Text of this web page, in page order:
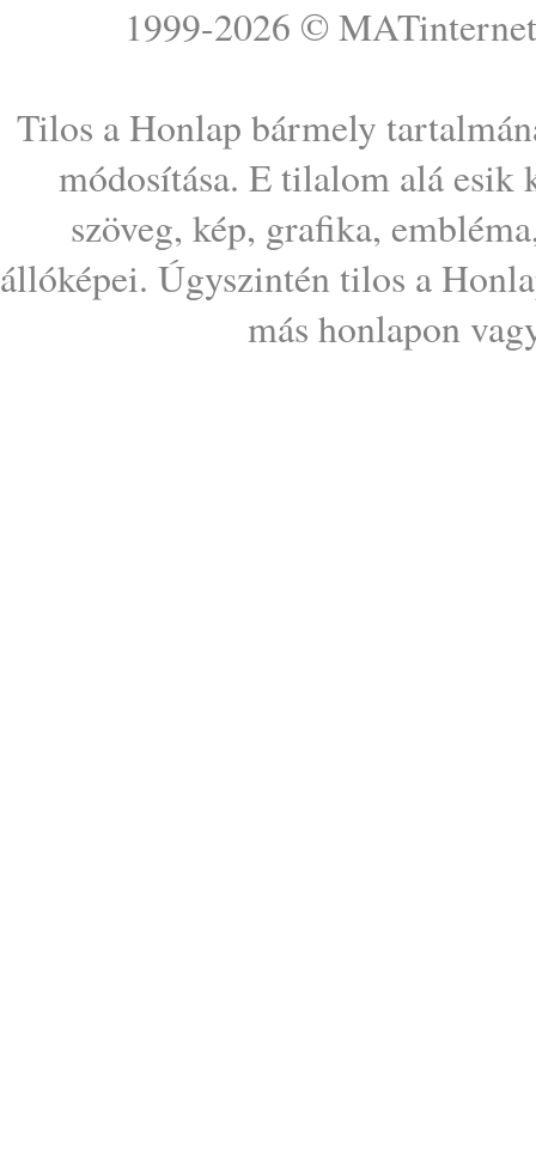
1999-2026 © MATinternet
Tilos a Honlap bármely
módosítása. E tilalom alá esik
szöveg, kép, grafika,
állóképei. Úgyszintén tilos a
más honlapon